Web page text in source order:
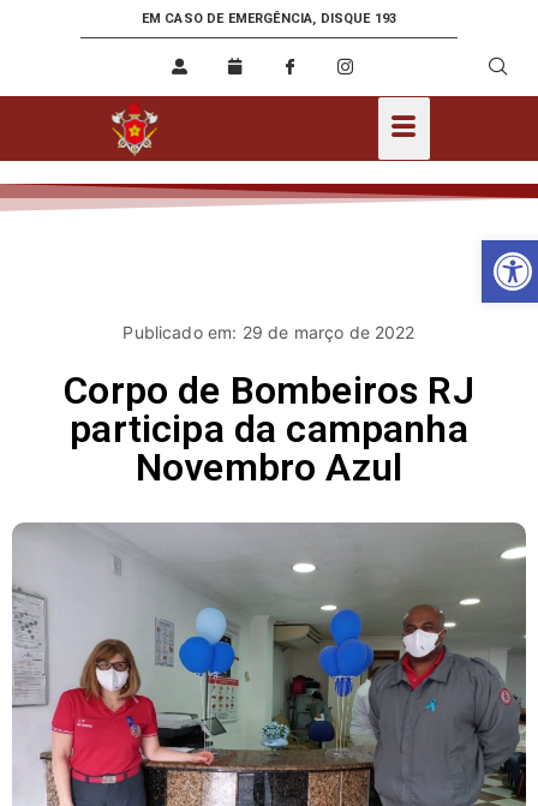
EM CASO DE EMERGÊNCIA, DISQUE 193
Publicado em: 29 de março de 2022
Corpo de Bombeiros RJ
participa da campanha
Novembro Azul